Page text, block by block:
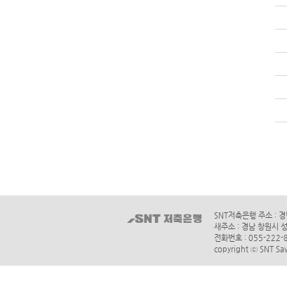
SNT저축은행 주소 :
새주소 : 경남 창원시
전화번호 : 055-
copyright ⓒ SNT